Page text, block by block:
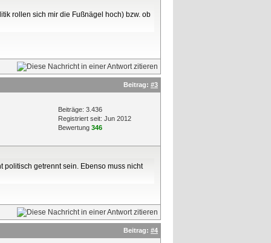
rollen sich mir die Fußnägel hoch) bzw. ob
Beitrag: #3
Beiträge: 3.436
Registriert seit: Jun 2012
Bewertung 346
politisch getrennt sein. Ebenso muss nicht
Beitrag: #4